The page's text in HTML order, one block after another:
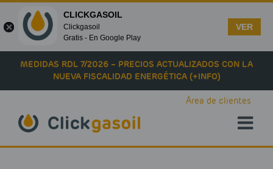
Skip to main content
MEDIDAS RDL 7/2026 – PRECIOS ACTUALIZADOS CON LA
NUEVA FISCALIDAD ENERGÉTICA (+INFO)
Área de clientes
CLICKGASOIL
Clickgasoil
Gratis - En Google Play
VER